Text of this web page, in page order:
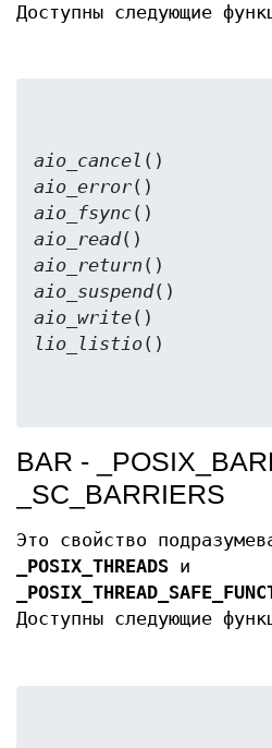
Доступны следующие
aio_cancel
aio_error
aio_fsync
aio_read
aio_return
aio_suspend
aio_write
lio_listio
BAR -
_SC_BARRIERS
Это свойство
_POSIX_THREADS и
Доступны следующие